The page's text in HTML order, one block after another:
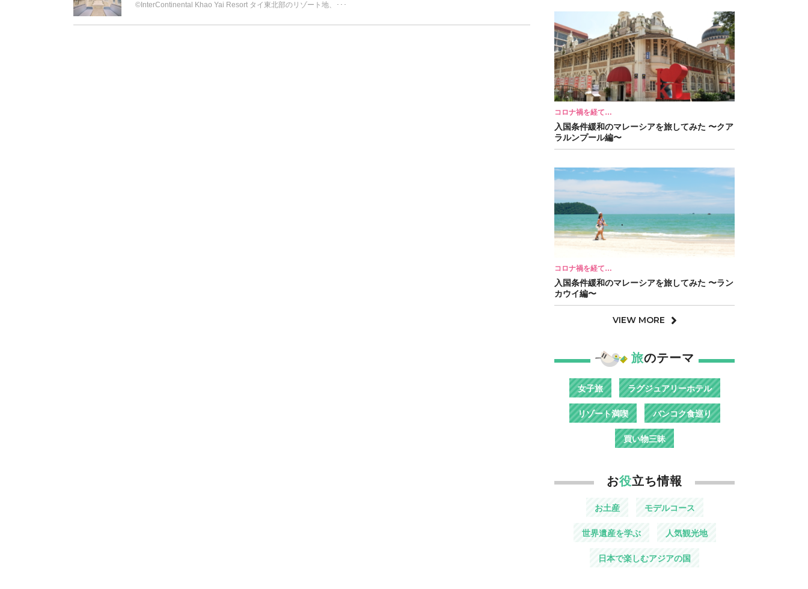
©︎InterContinental Khao Yai Resort タイ東北部のリゾート地、･･･
コロナ禍を経て…
入国条件緩和のマレーシアを旅してみた 〜クア
ラルンプール編〜
コロナ禍を経て…
入国条件緩和のマレーシアを旅してみた 〜ラン
カウイ編〜
VIEW MORE
旅のテーマ
女子旅 ラグジュアリーホテル
リゾート満喫 バンコク食巡り
買い物三昧
お役立ち情報
お土産 モデルコース
世界遺産を学ぶ 人気観光地
日本で楽しむアジアの国